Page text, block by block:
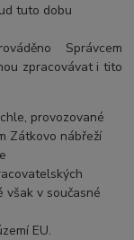
tuto dobu
Správcem
zpracovávat i tito
provozované
Zátkovo nábřeží
v současné
EU.